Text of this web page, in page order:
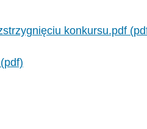
konkursu.pdf